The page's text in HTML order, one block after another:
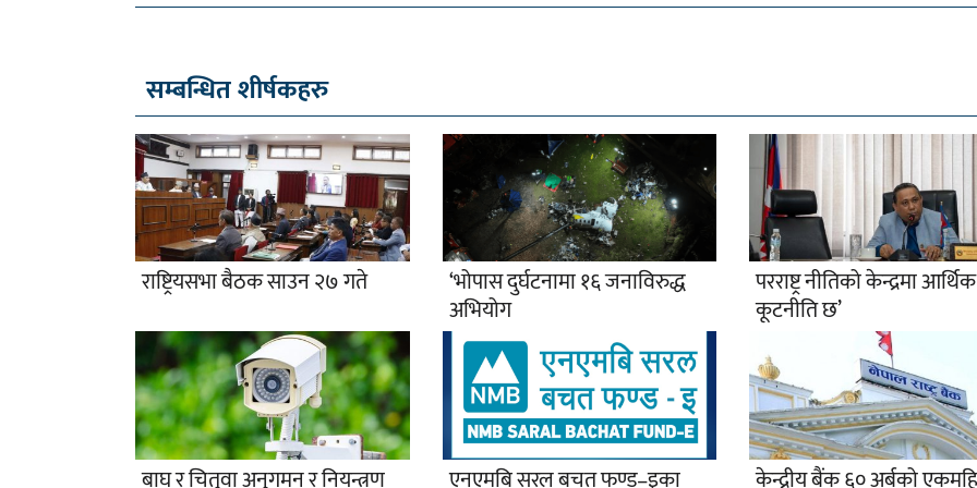
सम्बन्धित शीर्षकहरु
राष्ट्रियसभा बैठक साउन २७ गते ‘भोपास दुर्घटनामा १६ जनाविरुद्ध
अभियोग
परराष्ट्र नीतिको केन्द्रमा आर्थिक
कूटनीति छ’
बाघ र चितुवा अनुगमन र नियन्त्रण एनएमबि सरल बचत फण्ड–इका केन्द्रीय बैंक ६० अर्बको